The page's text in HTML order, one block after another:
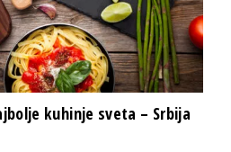
kuhinje sveta – Srbija